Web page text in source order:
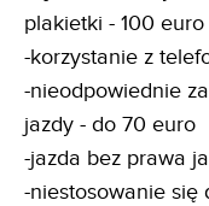
plakietki - 100 euro
-korzystanie z
-nieodpowiednie
jazdy - do 70 euro
-jazda bez prawa
-niestosowanie się